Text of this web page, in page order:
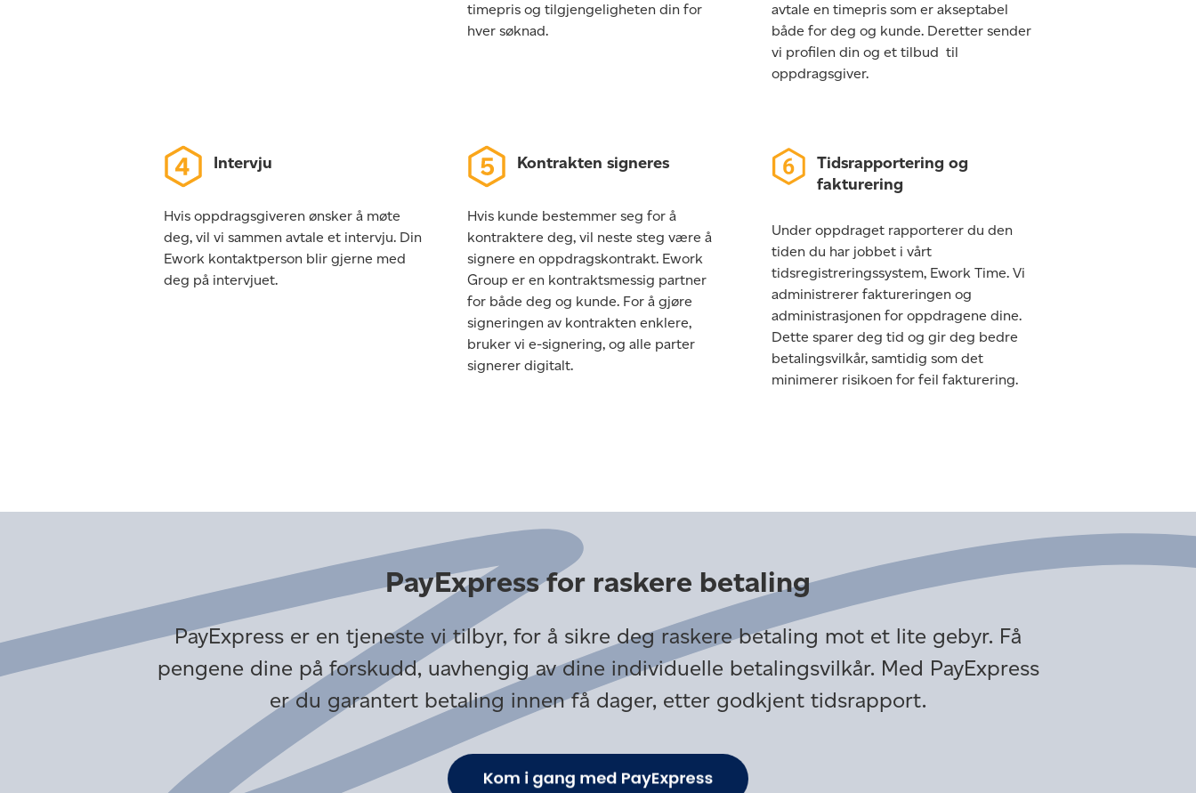
timepris og tilgjengeligheten din for
hver søknad.
avtale en timepris som er akseptabel
både for deg og kunde. Deretter sender
vi profilen din og et tilbud til
oppdragsgiver.
Intervju
Hvis oppdragsgiveren ønsker å møte
deg, vil vi sammen avtale et intervju. Din
Ework kontaktperson blir gjerne med
deg på intervjuet.
Kontrakten signeres
Hvis kunde bestemmer seg for å
kontraktere deg, vil neste steg være å
signere en oppdragskontrakt. Ework
Group er en kontraktsmessig partner
for både deg og kunde. For å gjøre
signeringen av kontrakten enklere,
bruker vi e-signering, og alle parter
signerer digitalt.
Tidsrapportering og
fakturering
Under oppdraget rapporterer du den
tiden du har jobbet i vårt
tidsregistreringssystem, Ework Time. Vi
administrerer faktureringen og
administrasjonen for oppdragene dine.
Dette sparer deg tid og gir deg bedre
betalingsvilkår, samtidig som det
minimerer risikoen for feil fakturering.
PayExpress for raskere betaling
PayExpress er en tjeneste vi tilbyr, for å sikre deg raskere betaling mot et lite gebyr. Få
pengene dine på forskudd, uavhengig av dine individuelle betalingsvilkår. Med PayExpress
er du garantert betaling innen få dager, etter godkjent tidsrapport.